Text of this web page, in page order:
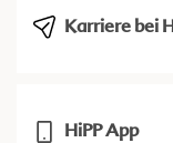
Karriere bei
HiPP App